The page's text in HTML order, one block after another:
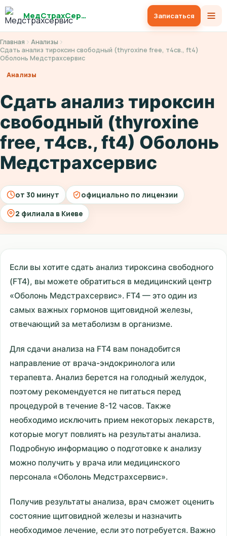
МедСтрахСервис Записаться
Главная
Анализы
Сдать анализ тироксин свободный (thyroxine free, т4св., ft4)
Оболонь Медстрахсервис
Анализы
Сдать анализ тироксин
свободный (thyroxine
free, т4св., ft4) Оболонь
Медстрахсервис
от 30 минут
официально по лицензии
2 филиала в Киеве
Если вы хотите сдать анализ тироксина свободного
(FT4), вы можете обратиться в медицинский центр
«Оболонь Медстрахсервис». FT4 — это один из
самых важных гормонов щитовидной железы,
отвечающий за метаболизм в организме.
Для сдачи анализа на FT4 вам понадобится
направление от врача-эндокринолога или
терапевта. Анализ берется на голодный желудок,
поэтому рекомендуется не питаться перед
процедурой в течение 8-12 часов. Также
необходимо исключить прием некоторых лекарств,
которые могут повлиять на результаты анализа.
Подробную информацию о подготовке к анализу
можно получить у врача или медицинского
персонала «Оболонь Медстрахсервис».
Получив результаты анализа, врач сможет оценить
состояние щитовидной железы и назначить
необходимое лечение, если это потребуется. Важно